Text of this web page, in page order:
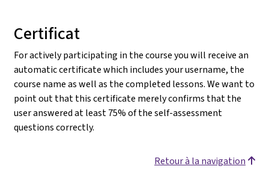
Certificat
For actively participating in the course you will receive an
automatic certificate which includes your username, the
course name as well as the completed lessons. We want to
point out that this certificate merely confirms that the
user answered at least 75% of the self-assessment
questions correctly.
Retour à la navigation